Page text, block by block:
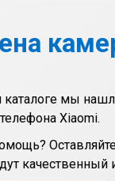
мы
Xiaomi.